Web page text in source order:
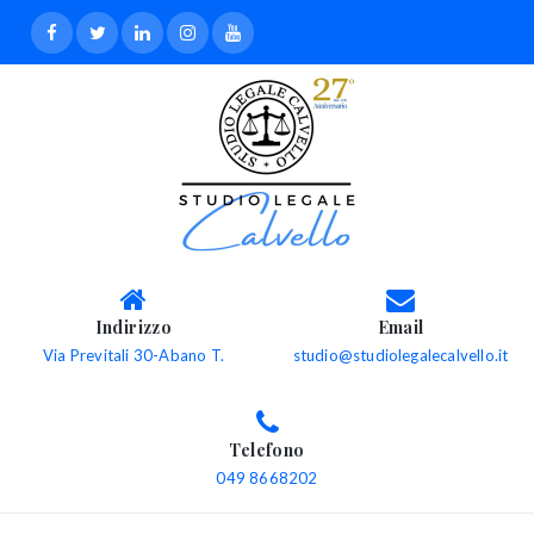
Indirizzo
Via Previtali 30-Abano T.
Email
studio@studiolegalecalvello.it
Telefono
049 8668202